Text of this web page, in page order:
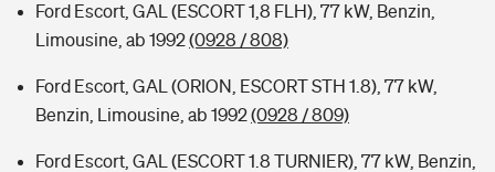
Ford Escort, GAL (ESCORT 1,8 FLH), 77 kW, Benzin,
Limousine, ab 1992(0928 / 808)
Ford Escort, GAL (ORION, ESCORT STH 1.8), 77 kW,
Benzin, Limousine, ab 1992(0928 / 809)
Ford Escort, GAL (ESCORT 1.8 TURNIER), 77 kW, Benzin,